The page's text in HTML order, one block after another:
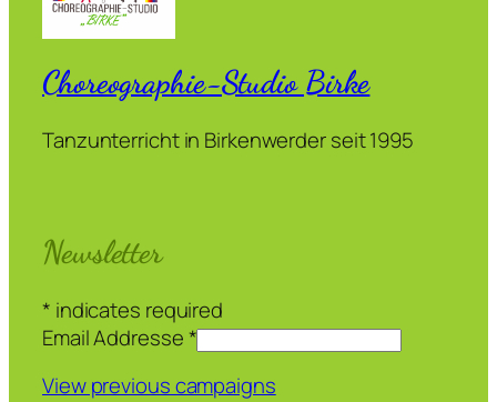
Choreographie-Studio Birke
Tanzunterricht in Birkenwerder seit 1995
Newsletter
* indicates required
Email Addresse*
View previous campaigns